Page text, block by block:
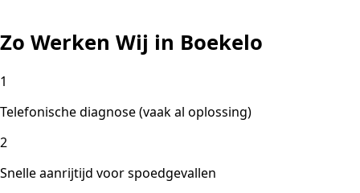
Zo Werken Wij in Boekelo
1
Telefonische diagnose (vaak al oplossing)
2
Snelle aanrijtijd voor spoedgevallen